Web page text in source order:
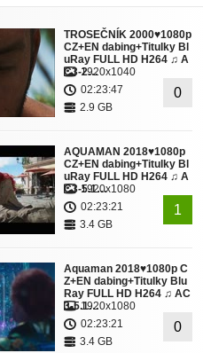
TROSEČNÍK 2000♥1080p
CZ+EN dabing+Titulky Bl
uRay FULL HD H264 ♫ A
C3-2…1920x1040
02:23:47
2.9 GB
0
AQUAMAN 2018♥1080p
CZ+EN dabing+Titulky Bl
uRay FULL HD H264 ♫ A
C3-5.1…
1920x1080
02:23:21
3.4 GB
1
Aquaman 2018♥1080p C
Z+EN dabing+Titulky Blu
Ray FULL HD H264 ♫ AC
3-5.1…1920x1080
02:23:21
3.4 GB
0